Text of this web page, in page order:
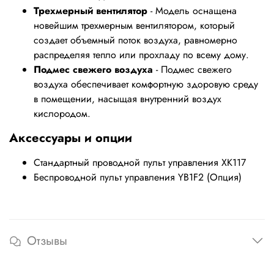
Трехмерный вентилятор - Модель оснащена
новейшим трехмерным вентилятором, который
создает объемный поток воздуха, равномерно
распределяя тепло или прохладу по всему дому.
Подмес свежего воздуха - Подмес свежего
воздуха обеспечивает комфортную здоровую среду
в помещении, насыщая внутренний воздух
кислородом.
Аксессуары и опции
Стандартный проводной пульт управления XK117
Беспроводной пульт управления YB1F2 (Опция)
Отзывы